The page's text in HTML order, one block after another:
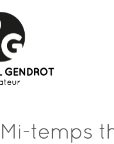
Mi-temps